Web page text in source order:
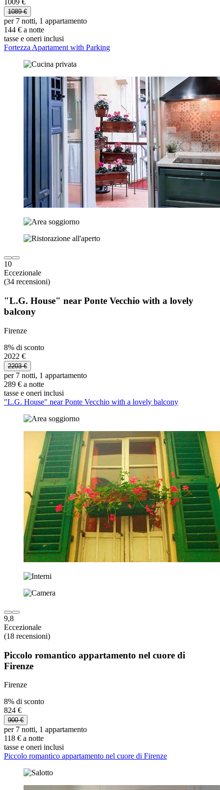
1009 €
1089 €
per 7 notti, 1 appartamento
144 € a notte
tasse e oneri inclusi
Fortezza Apartament with Parking
10
Eccezionale
(34 recensioni)
"L.G. House" near Ponte Vecchio with a lovely
balcony
Firenze
8% di sconto
2022 €
2203 €
per 7 notti, 1 appartamento
289 € a notte
tasse e oneri inclusi
"L.G. House" near Ponte Vecchio with a lovely balcony
9,8
Eccezionale
(18 recensioni)
Piccolo romantico appartamento nel cuore di
Firenze
Firenze
8% di sconto
824 €
900 €
per 7 notti, 1 appartamento
118 € a notte
tasse e oneri inclusi
Piccolo romantico appartamento nel cuore di Firenze